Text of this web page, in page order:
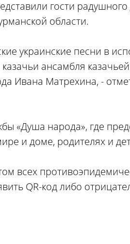
гости
области.
украинские песни в
ансамбля
Ивана Матрехина, -
«Душа народа», где
и доме, родителях и
всех
QR-код либо